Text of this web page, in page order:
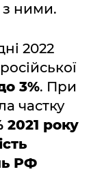
з ними.
2022
3%. При
частку
2021 року
РФ